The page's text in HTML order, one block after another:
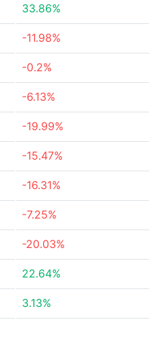
33.86%
-11.98%
-0.2%
-6.13%
-19.99%
-15.47%
-16.31%
-7.25%
-20.03%
22.64%
3.13%